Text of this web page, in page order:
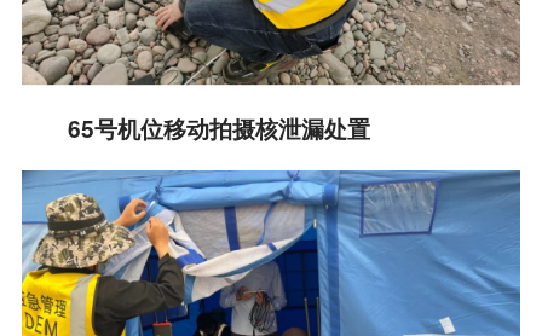
65号机位移动拍摄核泄漏处置